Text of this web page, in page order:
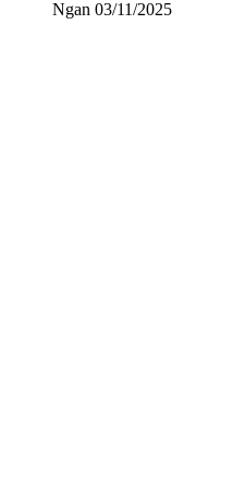
Ngan 03/11/2025